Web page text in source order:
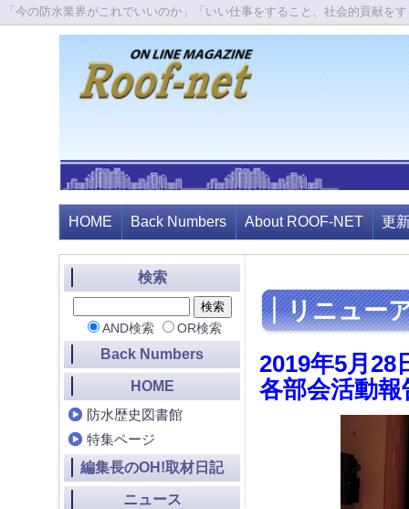
「今の防水業界がこれでいいのか」「いい仕事をすること、社会的貢献
HOME Back Numbers About ROOF-NET 更
リニュー
2019年5月28
各部会活動報
検索
AND検索 OR検索
Back Numbers
HOME
防水歴史図書館
特集ページ
編集長のOH!取材日記
ニュース